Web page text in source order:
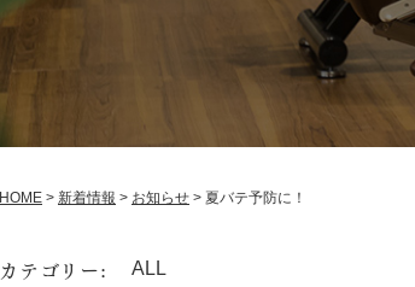
HOME > 新着情報 > お知らせ > 夏バテ予防に！
カテゴリー: